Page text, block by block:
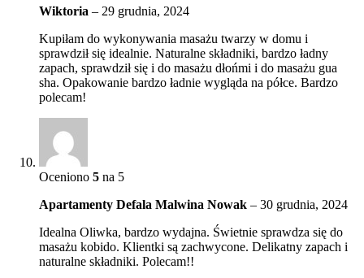
Wiktoria – 29 grudnia, 2024
Kupiłam do wykonywania masażu twarzy w domu i
sprawdził się idealnie. Naturalne składniki, bardzo ładny
zapach, sprawdził się i do masażu dłońmi i do masażu gua
sha. Opakowanie bardzo ładnie wygląda na półce. Bardzo
polecam!
Oceniono 5 na 5
Apartamenty Defala Malwina Nowak – 30 grudnia, 2024
Idealna Oliwka, bardzo wydajna. Świetnie sprawdza się do
masażu kobido. Klientki są zachwycone. Delikatny zapach i
naturalne składniki. Polecam!!